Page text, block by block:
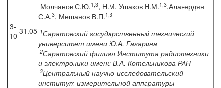
3-
10 31.05
Молчанов С.Ю.1,3, Н.М. Ушаков Н.М.1,3,Алавердян
С.А.3, Мещанов В.П.1,3
1Саратовский государственный технический
университет имени Ю.А. Гагарина
2Саратовский филиал Института радиотехники
и электроники имени В.А. Котельникова РАН
3Центральный научно-исследовательский
институт измерительной аппаратуры